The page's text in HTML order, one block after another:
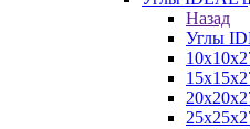
Назад
Углы